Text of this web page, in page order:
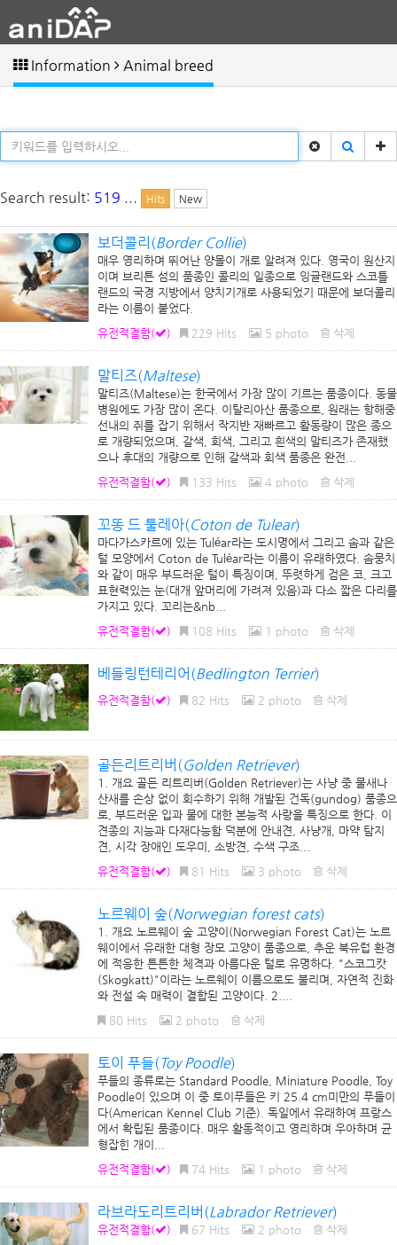
Information Animal breed
Search result: 519 ... Hits New
보더콜리(Border Collie)
매우 영리하며 뛰어난 양몰이 개로 알려져 있다. 영국이 원산지
이며 브리튼 섬의 품종인 콜리의 일종으로 잉글랜드와 스코틀
랜드의 국경 지방에서 양치기개로 사용되었기 때문에 보더콜리
라는 이름이 붙었다.
유전적결함(
) 229 Hits 5 photo 삭제
말티즈(Maltese)
말티즈(Maltese)는 한국에서 가장 많이 기르는 품종이다. 동물
병원에도 가장 많이 온다. 이탈리아산 품종으로, 원래는 항해중
선내의 쥐를 잡기 위해서 작지반 재빠르고 활동량이 많은 종으
로 개량되었으며, 갈색, 회색, 그리고 흰색의 말티즈가 존재했
으나 후대의 개량으로 인해 갈색과 회색 품종은 완전...
유전적결함(
) 133 Hits 4 photo 삭제
꼬똥 드 툴레아(Coton de Tulear)
마다가스카르에 있는 Tuléar라는 도시명에서 그리고 솜과 같은
털 모양에서 Coton de Tuléar라는 이름이 유래하였다. 솜뭉치
와 같이 매우 부드러운 털이 특징이며, 뚜렷하게 검은 코, 크고
표현력있는 눈(대개 앞머리에 가려져 있음)과 다소 짧은 다리를
가지고 있다. 꼬리는&nb...
유전적결함(
) 108 Hits 1 photo 삭제
베들링턴테리어(Bedlington Terrier)
유전적결함( ) 82 Hits 2 photo 삭제
골든리트리버(Golden Retriever)
1. 개요 골든 리트리버(Golden Retriever)는 사냥 중 물새나
산새를 손상 없이 회수하기 위해 개발된 건독(gundog) 품종으
로, 부드러운 입과 물에 대한 본능적 사랑을 특징으로 한다. 이
견종의 지능과 다재다능함 덕분에 안내견, 사냥개, 마약 탐지
견, 시각 장애인 도우미, 소방견, 수색 구조...
유전적결함(
) 81 Hits 3 photo 삭제
노르웨이 숲(Norwegian forest cats)
1. 개요 노르웨이 숲 고양이(Norwegian Forest Cat)는 노르
웨이에서 유래한 대형 장모 고양이 품종으로, 추운 북유럽 환경
에 적응한 튼튼한 체격과 아름다운 털로 유명하다. "스코그캇
(Skogkatt)"이라는 노르웨이 이름으로도 불리며, 자연적 진화
와 전설 속 매력이 결합된 고양이다. 2....
80 Hits
2 photo 삭제
토이 푸들(Toy Poodle)
푸들의 종류로는 Standard Poodle, Miniature Poodle, Toy
Poodle이 있으며 이 중 토이푸들은 키 25.4 cm미만의 푸들이
다(American Kennel Club 기준). 독일에서 유래하여 프랑스
에서 확립된 품종이다. 매우 활동적이고 영리하며 우아하며 균
형잡힌 개이...
유전적결함(
) 74 Hits 1 photo 삭제
라브라도리트리버(Labrador Retriever)
유전적결함( ) 67 Hits 2 photo 삭제